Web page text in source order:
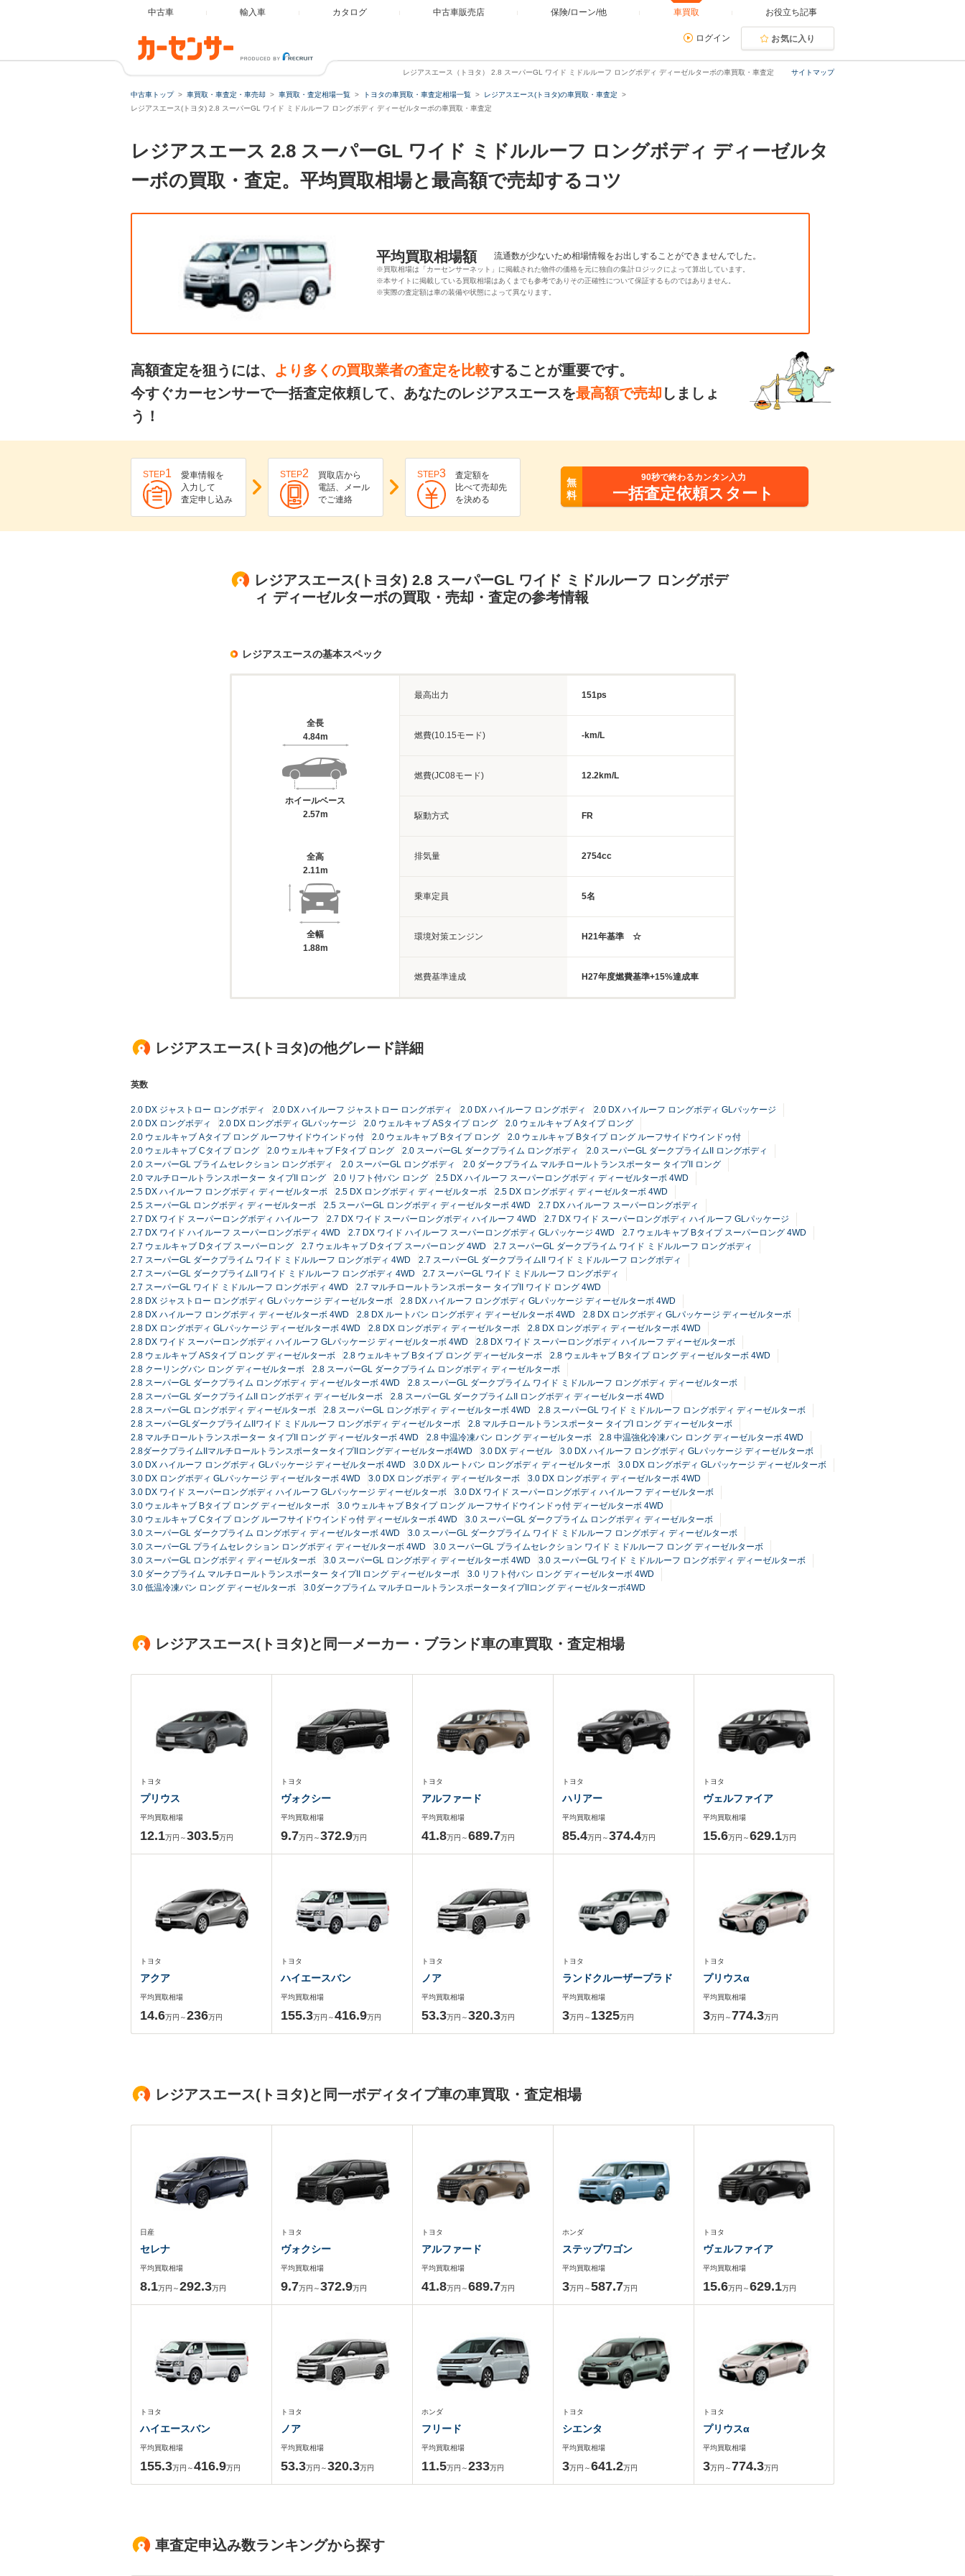
中古車 輸入車 カタログ 中古車販売店 保険/ローン/他 車買取 お役立ち記事
ログイン お気に入り
サイトマップ
レジアスエース（トヨタ） 2.8 スーパーGL ワイド ミドルルーフ ロングボディ ディーゼルターボの車買取・車査定
中古車トップ 車買取・車査定・車売却 車買取・査定相場一覧 トヨタの車買取・車査定相場一覧
レジアスエース(トヨタ)の車買取・車査定
レジアスエース(トヨタ) 2.8 スーパーGL ワイド ミドルルーフ ロングボディ ディーゼルターボの車買取・車査定
レジアスエース 2.8 スーパーGL ワイド ミドルルーフ ロングボディ ディーゼルタ
ーボの買取・査定。平均買取相場と最高額で売却するコツ
平均買取相場額 流通数が少ないため相場情報をお出しすることができませんでした。
※買取相場は「カーセンサーネット」に掲載された物件の価格を元に独自の集計ロジックによって算出しています。
※本サイトに掲載している買取相場はあくまでも参考でありその正確性について保証するものではありません。
※実際の査定額は車の装備や状態によって異なります。
高額査定を狙うには、 より多くの買取業者の査定を比較することが重要です。
今すぐカーセンサーで一括査定依頼して、あなたのレジアスエースを最高額で売却 しましょ
う！
STEP1
愛車情報を
入力して
査定申し込み
STEP2
買取店から
電話、メール
でご連絡
STEP3
査定額を
比べて売却先
を決める
無
料
90秒で終わるカンタン入力
一括査定依頼スタート
レジアスエース(トヨタ) 2.8 スーパーGL ワイド ミドルルーフ ロングボデ
ィ ディーゼルターボの買取・売却・査定の参考情報
レジアスエースの基本スペック
全長
4.84m
ホイールベース
2.57m
全高
2.11m
全幅
1.88m
最高出力 151ps
燃費(10.15モード) -km/L
燃費(JC08モード) 12.2km/L
駆動方式 FR
排気量 2754cc
乗車定員 5名
環境対策エンジン H21年基準 ☆
燃費基準達成 H27年度燃費基準+15%達成車
レジアスエース(トヨタ)の他グレード詳細
英数
2.0 DX ジャストロー ロングボディ 2.0 DX ハイルーフ ジャストロー ロングボディ 2.0 DX ハイルーフ ロングボディ
2.0 DX ハイルーフ ロングボディ GLパッケージ
2.0 DX ロングボディ
2.0 DX ロングボディ GLパッケージ 2.0 ウェルキャブ ASタイプ ロング
2.0 ウェルキャブ Aタイプ ロング
2.0 ウェルキャブ Aタイプ ロング ルーフサイドウインドゥ付
2.0 ウェルキャブ Bタイプ ロング
2.0 ウェルキャブ Bタイプ ロング ルーフサイドウインドゥ付
2.0 ウェルキャブ Cタイプ ロング
2.0 ウェルキャブ Fタイプ ロング 2.0 スーパーGL ダークプライム ロングボディ
2.0 スーパーGL ダークプライムII ロングボディ
2.0 スーパーGL プライムセレクション ロングボディ
2.0 スーパーGL ロングボディ
2.0 ダークプライム マルチロールトランスポーター タイプII ロング
2.0 マルチロールトランスポーター タイプII ロング
2.0 リフト付バン ロング
2.5 DX ハイルーフ スーパーロングボディ ディーゼルターボ 4WD
2.5 DX ハイルーフ ロングボディ ディーゼルターボ
2.5 DX ロングボディ ディーゼルターボ
2.5 DX ロングボディ ディーゼルターボ 4WD
2.5 スーパーGL ロングボディ ディーゼルターボ
2.5 スーパーGL ロングボディ ディーゼルターボ 4WD
2.7 DX ハイルーフ スーパーロングボディ
2.7 DX ワイド スーパーロングボディ ハイルーフ
2.7 DX ワイド スーパーロングボディ ハイルーフ 4WD
2.7 DX ワイド スーパーロングボディ ハイルーフ GLパッケージ
2.7 DX ワイド ハイルーフ スーパーロングボディ 4WD
2.7 DX ワイド ハイルーフ スーパーロングボディ GLパッケージ 4WD
2.7 ウェルキャブ Bタイプ スーパーロング 4WD
2.7 ウェルキャブ Dタイプ スーパーロング
2.7 ウェルキャブ Dタイプ スーパーロング 4WD
2.7 スーパーGL ダークプライム ワイド ミドルルーフ ロングボディ
2.7 スーパーGL ダークプライム ワイド ミドルルーフ ロングボディ 4WD
2.7 スーパーGL ダークプライムII ワイド ミドルルーフ ロングボディ
2.7 スーパーGL ダークプライムII ワイド ミドルルーフ ロングボディ 4WD
2.7 スーパーGL ワイド ミドルルーフ ロングボディ
2.7 スーパーGL ワイド ミドルルーフ ロングボディ 4WD
2.7 マルチロールトランスポーター タイプII ワイド ロング 4WD
2.8 DX ジャストロー ロングボディ GLパッケージ ディーゼルターボ
2.8 DX ハイルーフ ロングボディ GLパッケージ ディーゼルターボ 4WD
2.8 DX ハイルーフ ロングボディ ディーゼルターボ 4WD
2.8 DX ルートバン ロングボディ ディーゼルターボ 4WD
2.8 DX ロングボディ GLパッケージ ディーゼルターボ
2.8 DX ロングボディ GLパッケージ ディーゼルターボ 4WD
2.8 DX ロングボディ ディーゼルターボ
2.8 DX ロングボディ ディーゼルターボ 4WD
2.8 DX ワイド スーパーロングボディ ハイルーフ GLパッケージ ディーゼルターボ 4WD
2.8 DX ワイド スーパーロングボディ ハイルーフ ディーゼルターボ
2.8 ウェルキャブ ASタイプ ロング ディーゼルターボ
2.8 ウェルキャブ Bタイプ ロング ディーゼルターボ
2.8 ウェルキャブ Bタイプ ロング ディーゼルターボ 4WD
2.8 クーリングバン ロング ディーゼルターボ
2.8 スーパーGL ダークプライム ロングボディ ディーゼルターボ
2.8 スーパーGL ダークプライム ロングボディ ディーゼルターボ 4WD
2.8 スーパーGL ダークプライム ワイド ミドルルーフ ロングボディ ディーゼルターボ
2.8 スーパーGL ダークプライムII ロングボディ ディーゼルターボ
2.8 スーパーGL ダークプライムII ロングボディ ディーゼルターボ 4WD
2.8 スーパーGL ロングボディ ディーゼルターボ
2.8 スーパーGL ロングボディ ディーゼルターボ 4WD
2.8 スーパーGL ワイド ミドルルーフ ロングボディ ディーゼルターボ
2.8 スーパーGLダークプライムIIワイド ミドルルーフ ロングボディ ディーゼルターボ
2.8 マルチロールトランスポーター タイプI ロング ディーゼルターボ
2.8 マルチロールトランスポーター タイプII ロング ディーゼルターボ 4WD
2.8 中温冷凍バン ロング ディーゼルターボ
2.8 中温強化冷凍バン ロング ディーゼルターボ 4WD
2.8ダークプライムIIマルチロールトランスポータータイプIIロングディーゼルターボ4WD
3.0 DX ディーゼル
3.0 DX ハイルーフ ロングボディ GLパッケージ ディーゼルターボ
3.0 DX ハイルーフ ロングボディ GLパッケージ ディーゼルターボ 4WD
3.0 DX ルートバン ロングボディ ディーゼルターボ
3.0 DX ロングボディ GLパッケージ ディーゼルターボ
3.0 DX ロングボディ GLパッケージ ディーゼルターボ 4WD
3.0 DX ロングボディ ディーゼルターボ
3.0 DX ロングボディ ディーゼルターボ 4WD
3.0 DX ワイド スーパーロングボディ ハイルーフ GLパッケージ ディーゼルターボ
3.0 DX ワイド スーパーロングボディ ハイルーフ ディーゼルターボ
3.0 ウェルキャブ Bタイプ ロング ディーゼルターボ
3.0 ウェルキャブ Bタイプ ロング ルーフサイドウインドゥ付 ディーゼルターボ 4WD
3.0 ウェルキャブ Cタイプ ロング ルーフサイドウインドゥ付 ディーゼルターボ 4WD
3.0 スーパーGL ダークプライム ロングボディ ディーゼルターボ
3.0 スーパーGL ダークプライム ロングボディ ディーゼルターボ 4WD
3.0 スーパーGL ダークプライム ワイド ミドルルーフ ロングボディ ディーゼルターボ
3.0 スーパーGL プライムセレクション ロングボディ ディーゼルターボ 4WD
3.0 スーパーGL プライムセレクション ワイド ミドルルーフ ロング ディーゼルターボ
3.0 スーパーGL ロングボディ ディーゼルターボ
3.0 スーパーGL ロングボディ ディーゼルターボ 4WD
3.0 スーパーGL ワイド ミドルルーフ ロングボディ ディーゼルターボ
3.0 ダークプライム マルチロールトランスポーター タイプII ロング ディーゼルターボ
3.0 リフト付バン ロング ディーゼルターボ 4WD
3.0 低温冷凍バン ロング ディーゼルターボ
3.0ダークプライム マルチロールトランスポータータイプIIロング ディーゼルターボ4WD
レジアスエース(トヨタ)と同一メーカー・ブランド車の車買取・査定相場
トヨタ
プリウス
平均買取相場
12.1万円～303.5万円
トヨタ
ヴォクシー
平均買取相場
9.7万円～372.9万円
トヨタ
アルファード
平均買取相場
41.8万円～689.7万円
トヨタ
ハリアー
平均買取相場
85.4万円～374.4万円
トヨタ
ヴェルファイア
平均買取相場
15.6万円～629.1万円
トヨタ
アクア
平均買取相場
14.6万円～236万円
トヨタ
ハイエースバン
平均買取相場
155.3万円～416.9万円
トヨタ
ノア
平均買取相場
53.3万円～320.3万円
トヨタ
ランドクルーザープラド
平均買取相場
3万円～ 1325万円
トヨタ
プリウスα
平均買取相場
3万円～774.3万円
レジアスエース(トヨタ)と同一ボディタイプ車の車買取・査定相場
日産
セレナ
平均買取相場
8.1万円～292.3万円
トヨタ
ヴォクシー
平均買取相場
9.7万円～372.9万円
トヨタ
アルファード
平均買取相場
41.8万円～689.7万円
ホンダ
ステップワゴン
平均買取相場
3万円～587.7万円
トヨタ
ヴェルファイア
平均買取相場
15.6万円～629.1万円
トヨタ
ハイエースバン
平均買取相場
155.3万円～416.9万円
トヨタ
ノア
平均買取相場
53.3万円～320.3万円
ホンダ
フリード
平均買取相場
11.5万円～233万円
トヨタ
シエンタ
平均買取相場
3万円～641.2万円
トヨタ
プリウスα
平均買取相場
3万円～774.3万円
車査定申込み数ランキングから探す